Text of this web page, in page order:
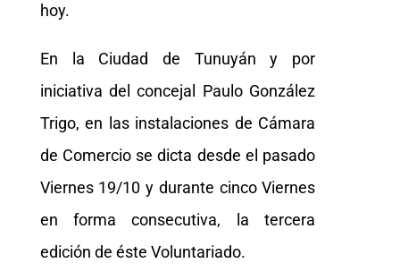
hoy.
En la Ciudad de Tunuyán y por
iniciativa del concejal Paulo González
Trigo, en las instalaciones de Cámara
de Comercio se dicta desde el pasado
Viernes 19/10 y durante cinco Viernes
en forma consecutiva, la tercera
edición de éste Voluntariado.